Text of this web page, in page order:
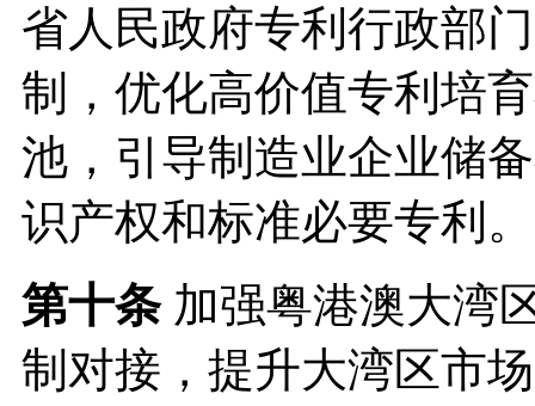
省人民政府专利行政部
制，优化高价值专利培
池，引导制造业企业储
识产权和标准必要专利。
第十条加强粤港澳大湾
制对接，提升大湾区市